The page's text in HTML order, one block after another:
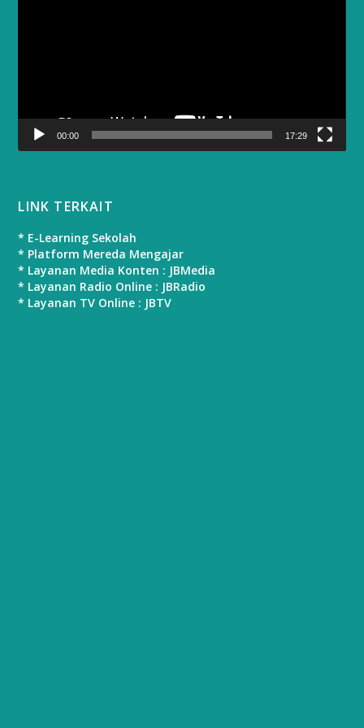
00:00 17:29
LINK TERKAIT
* E-Learning Sekolah
* Platform Mereda Mengajar
* Layanan Media Konten : JBMedia
* Layanan Radio Online : JBRadio
* Layanan TV Online : JBTV